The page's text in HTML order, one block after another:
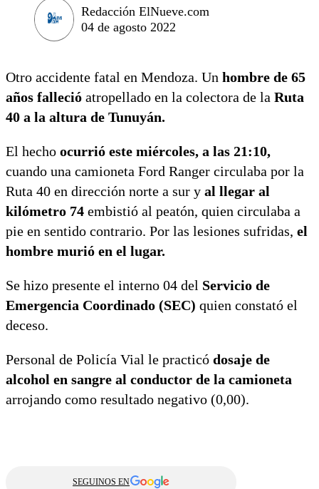
Redacción ElNueve.com
04 de agosto 2022
Otro accidente fatal en Mendoza. Un hombre de 65
años falleció atropellado en la colectora de la Ruta
40 a la altura de Tunuyán.
El hecho ocurrió este miércoles, a las 21:10,
cuando una camioneta Ford Ranger circulaba por la
Ruta 40 en dirección norte a sur y al llegar al
kilómetro 74 embistió al peatón, quien circulaba a
pie en sentido contrario. Por las lesiones sufridas, el
hombre murió en el lugar.
Se hizo presente el interno 04 del Servicio de
Emergencia Coordinado (SEC) quien constató el
deceso.
Personal de Policía Vial le practicó dosaje de
alcohol en sangre al conductor de la camioneta
arrojando como resultado negativo (0,00).
SEGUINOS EN